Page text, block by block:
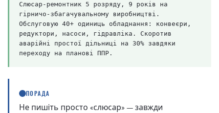
Слюсар-ремонтник 5 розряду, 9 років на
гірничо-збагачувальному виробництві.
Обслуговую 40+ одиниць обладнання: конвеєри,
редуктори, насоси, гідравліка. Скоротив
аварійні простої дільниці на 30% завдяки
переходу на планові ППР.
ПОРАДА
Не пишіть просто «слюсар» — завжди